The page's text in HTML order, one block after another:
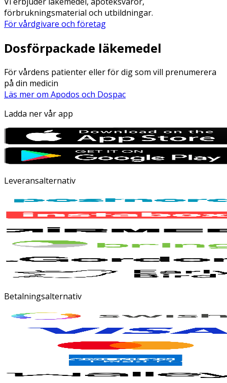
förbrukningsmaterial och utbildningar.
För vårdgivare och företag
Dosförpackade läkemedel
För vårdens patienter eller för dig som vill prenumerera
på din medicin
Läs mer om Apodos och Dospac
Ladda ner vår app
Leveransalternativ
Betalningsalternativ